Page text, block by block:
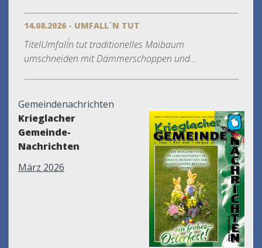
14.08.2026 - UMFALL´N TUT
TitelUmfall´n tut traditionelles Maibaum
umschneiden mit Dämmerschoppen und...
Gemeindenachrichten
Krieglacher
Gemeinde-
Nachrichten
März 2026